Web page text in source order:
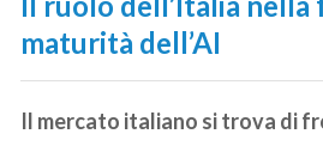
maturità dell’AI
Il mercato italiano si trova di